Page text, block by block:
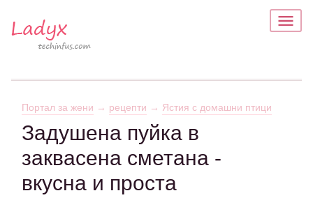
Портал за жени → рецепти → Ястия с домашни птици
Задушена пуйка в
заквасена сметана -
вкусна и проста